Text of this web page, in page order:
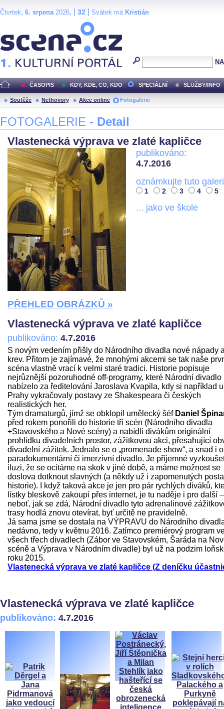
Čtvrtek, 6. srpena2026, | 32 Svátek má Kristián
ČASOPIS KDY, KDE, CO, KDO SPECIÁLNÍ SLUŽBY/INFO
Soutěže Nethovory Akce online Fotogalerie
FOTOGALERIE - Detail
Vlastenecká výprava ve zlaté kapličce
publikováno:
4.7.2016
oznámkujte tuto
1 2 3 4 5
... jako ve škole
PŘEHLED OBRÁZKŮ »
Vlastenecká výprava ve zlaté kapličce
publikováno: 4.7.2016
S novým vedením přišly do Národního divadla nové nápady
krev. Přitom je zajímavé, že mnohými akcemi se tak naše
scéna vlastně vrací k velmi staré tradici. Historie popisuje
nejrůznější pozoruhodné off-programy, které Národní divadlo
nabízelo za ředitelování Jaroslava Kvapila, kdy si například
Prahy vykračovaly postavy ze Shakespeara či českých
realistických her.
Tým dramaturgů, jímž se obklopil umělecký šéf Daniel
před rokem ponořili do historie tří scén (Národního divadla
+Stavovského a Nové scény) a nabídli divákům originální
prohlídku divadelních prostor, zážitkovou akci, přesahující
divadelní zážitek. Jednalo se o „promenade show“, a snad i o
paradokumentární či imerzivní divadlo. Je příjemné
iluzi, že se ocitáme na skok v jiné době, a máme možnost se
doslova dotknout slavných (a někdy už i zapomenutých
historie). I když taková akce je jen pro pár rychlých diváků,
lístky bleskově zakoupí přes internet, je tu naděje i pro další –
neboť, jak se zdá, Národní divadlo tyto adrenalinové
trasy hodlá znovu otevírat, byť určitě ne pravidelně.
Já sama jsme se dostala na VÝPRAVU do Národního
nedávno, tedy v květnu 2016. Zatímco premiérový program
všech třech divadlech (Zábor ve Stavovském, Šaráda na
scéně a Výprava v Národním divadle) byl už na podzim
roku 2015.
Vlastenecká výprava ve zlaté kapličce (Z deníčku
Vlastenecká výprava ve zlaté kapličce
publikováno: 4.7.2016